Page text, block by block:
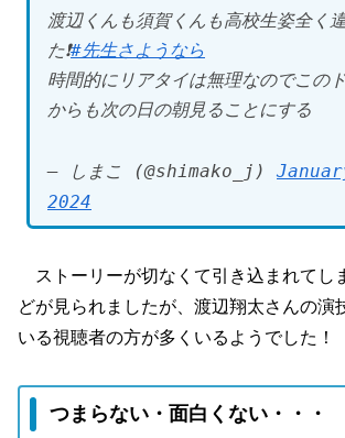
渡辺くんも須賀くんも高校生姿全く
た❗️#先生さようなら
時間的にリアタイは無理なのでこの
からも次の日の朝見ることにする
— しまこ (@shimako_j)
2024
ストーリーが切なくて引き込まれてし
どが見られましたが、渡辺翔太さんの演
いる視聴者の方が多くいるようでした！
つまらない・面白くない・・・